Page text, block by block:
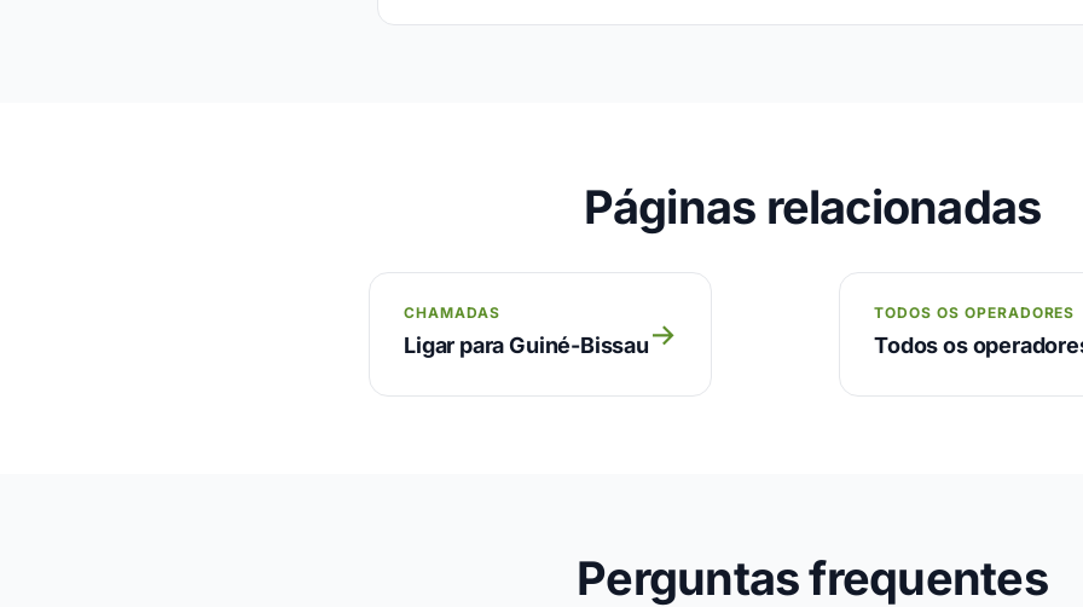
Páginas relacionadas
CHAMADAS
Ligar para Guiné-Bissau→
TODOS OS OPERADORES
Todos os
Perguntas frequentes